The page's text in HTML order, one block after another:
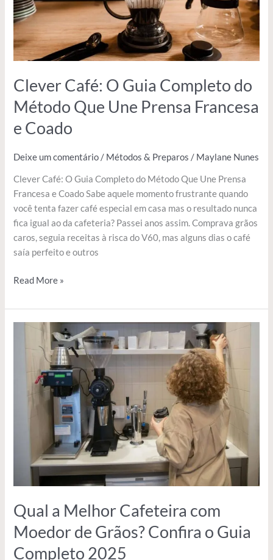
Clever Café: O Guia Completo do
Método Que Une Prensa Francesa
e Coado
Deixe um comentário / Métodos & Preparos / Maylane Nunes
Clever Café: O Guia Completo do Método Que Une Prensa
Francesa e Coado Sabe aquele momento frustrante quando
você tenta fazer café especial em casa mas o resultado nunca
fica igual ao da cafeteria? Passei anos assim. Comprava grãos
caros, seguia receitas à risca do V60, mas alguns dias o café
saía perfeito e outros
Que
Une
Prensa
Francesa
Coado
Read More »
Qual a Melhor Cafeteira com
Moedor de Grãos? Confira o Guia
Completo 2025
Melhor
Cafeteira
Completo
2025